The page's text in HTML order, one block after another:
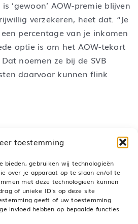
toestemming
bieden, gebruiken wij technologieën
over je apparaat op te slaan en/of te
met deze technologieën kunnen
of unieke ID's op deze site
geeft of uw toestemming
invloed hebben op bepaalde functies
’gewoon’ AOW-premie blijven
verzekeren, heet dat. “Je
percentage van je inkomen
optie is om het AOW-tekort
noemen ze bij de SVB
daarvoor kunnen flink
bericht, kies je platform!
LinkedInWhatsApp
Pinterest
E-
mail